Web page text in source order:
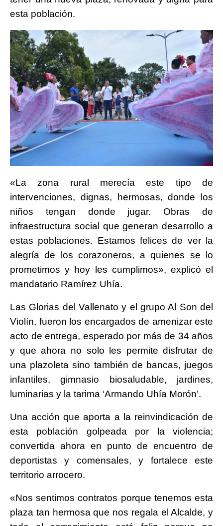
esta población.
«La zona rural merecía este tipo de
intervenciones, dignas, hermosas, donde los
niños tengan donde jugar. Obras de
infraestructura social que generan desarrollo a
estas poblaciones. Estamos felices de ver la
alegría de los corazoneros, a quienes se lo
prometimos y hoy les cumplimos», explicó el
mandatario Ramírez Uhía.
Las Glorias del Vallenato y el grupo Al Son del
Violín, fueron los encargados de amenizar este
acto de entrega, esperado por más de 34 años
y que ahora no solo les permite disfrutar de
una plazoleta sino también de bancas, juegos
infantiles, gimnasio biosaludable, jardines,
luminarias y la tarima ‘Armando Uhía Morón’.
Una acción que aporta a la reinvindicación de
esta población golpeada por la violencia;
convertida ahora en punto de encuentro de
deportistas y comensales, y fortalece este
territorio arrocero.
«Nos sentimos contratos porque tenemos esta
plaza tan hermosa que nos regala el Alcalde, y